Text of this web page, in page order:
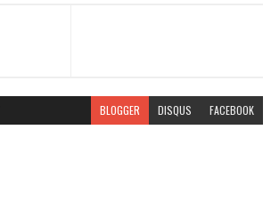
BLOGGER DISQUS FACEBOOK